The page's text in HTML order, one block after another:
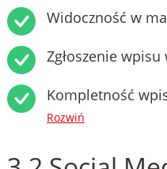
Widoczność w
Zgłoszenie
Kompletność
Rozwiń